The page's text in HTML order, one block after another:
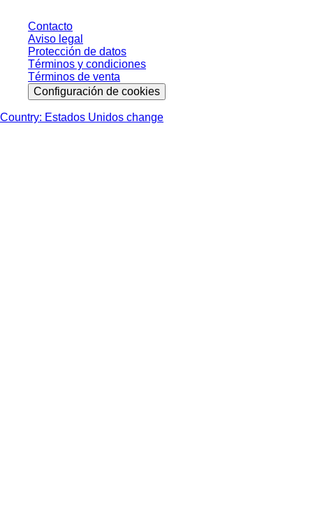
Contacto
Aviso legal
Protección de datos
Términos y condiciones
Términos de venta
Configuración de cookies
Country: Estados Unidos change